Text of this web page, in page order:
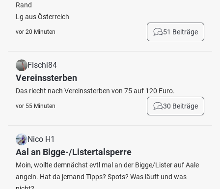
Rand
Lg aus Österreich
vor 20 Minuten 51 Beiträge
Fischi84
Vereinssterben
Das riecht nach Vereinssterben von 75 auf 120 Euro.
vor 55 Minuten 30 Beiträge
Nico H1
Aal an Bigge-/Listertalsperre
Moin, wollte demnächst evtl mal an der Bigge/Lister auf Aale
angeln. Hat da jemand Tipps? Spots? Was läuft und was